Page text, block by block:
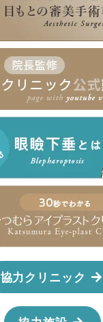
協力クリニック